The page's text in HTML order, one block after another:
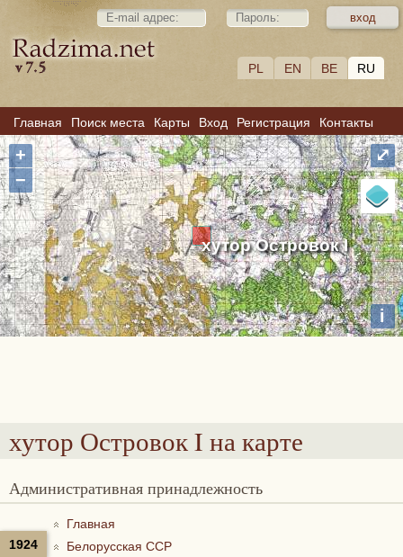
PL EN BE RU
Главная Поиск места Карты Вход Регистрация Контакты
хутор Островок I
+
−
i
⤢
хутор Островок I на карте
Административная принадлежность
1924
Главная
Белорусская ССР